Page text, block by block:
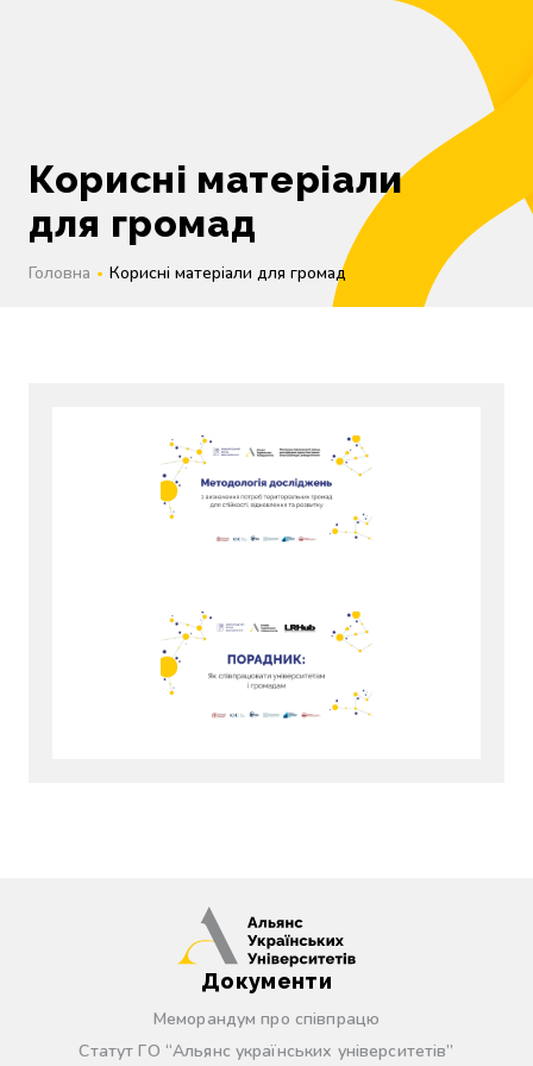
Корисні матеріали
для громад
Головна Корисні матеріали для громад
Документи
Меморандум про співпрацю
Статут ГО “Альянс українських університетів”